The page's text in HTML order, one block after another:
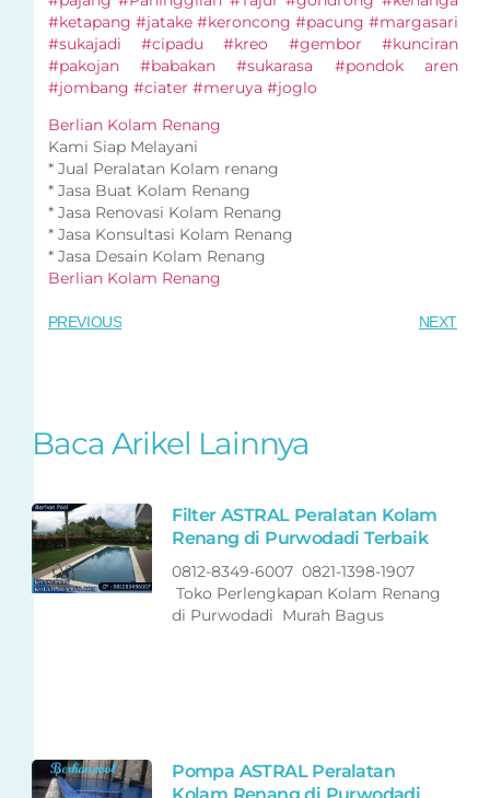
#ketapang #jatake #keroncong #pacung #margasari
#sukajadi #cipadu #kreo #gembor #kunciran
#pakojan #babakan #sukarasa #pondok aren
#jombang #ciater #meruya #joglo
Berlian Kolam Renang
Kami Siap Melayani
* Jual Peralatan Kolam renang
* Jasa Buat Kolam Renang
* Jasa Renovasi Kolam Renang
* Jasa Konsultasi Kolam Renang
* Jasa Desain Kolam Renang
Berlian Kolam Renang
PREVIOUS NEXT
Baca Arikel Lainnya
Filter ASTRAL Peralatan Kolam
Renang di Purwodadi Terbaik
0812-8349-6007 0821-1398-1907
Toko Perlengkapan Kolam Renang
di Purwodadi Murah Bagus
Pompa ASTRAL Peralatan